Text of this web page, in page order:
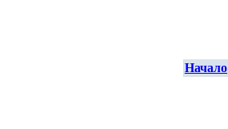
Начало